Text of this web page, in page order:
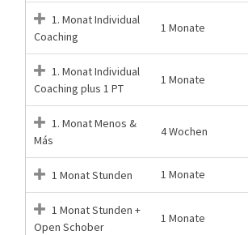
1. Monat Individual
Coaching
1 Monate
1. Monat Individual
Coaching plus 1 PT
1 Monate
1. Monat Menos &
Más
4 Wochen
1 Monat Stunden 1 Monate
1 Monat Stunden +
Open Schober
1 Monate